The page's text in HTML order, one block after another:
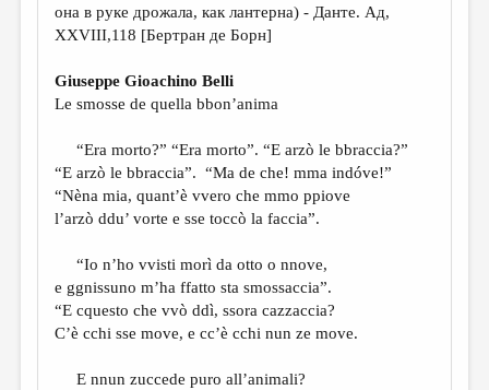
она в руке дрожала, как лантерна) - Данте. Ад,
XXVIII,118 [Бертран де Борн]
Giuseppe Gioachino Belli
Le smosse de quella bbon’anima
“Era morto?” “Era morto”. “E arzò le bbraccia?”
“E arzò le bbraccia”. “Ma de che! mma indóve!”
“Nèna mia, quant’è vvero che mmo ppiove
l’arzò ddu’ vorte e sse toccò la faccia”.
“Io n’ho vvisti morì da otto o nnove,
e ggnissuno m’ha ffatto sta smossaccia”.
“E cquesto che vvò ddì, ssora cazzaccia?
C’è cchi sse move, e cc’è cchi nun ze move.
E nnun zuccede puro all’animali?